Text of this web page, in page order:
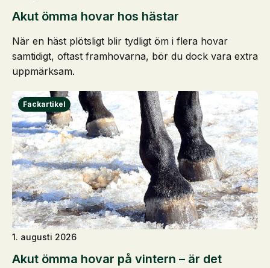
Akut ömma hovar hos hästar
När en häst plötsligt blir tydligt öm i flera hovar
samtidigt, oftast framhovarna, bör du dock vara extra
uppmärksam.
Akut ömma hovar på vintern – är det
1. augusti 2026